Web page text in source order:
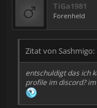
TiGa1981
Forenheld
Zitat von Sashmigo:
entschuldigt das ich
profile im discord?